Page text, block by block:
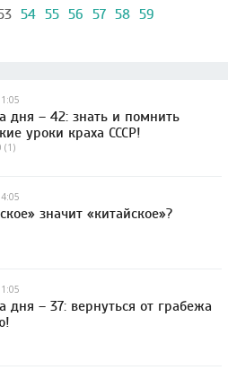
54 55 56 57 58 59
дня – 42: знать и помнить
уроки краха СССР!
(1)
значит «китайское»?
дня – 37: вернуться от грабежа